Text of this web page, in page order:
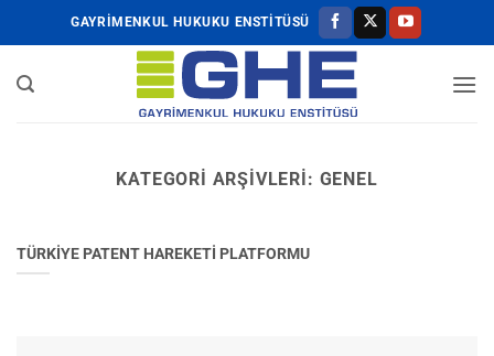
atla
GAYRİMENKUL HUKUKU ENSTİTÜSÜ
KATEGORI ARŞIVLERI: GENEL
TÜRKİYE PATENT HAREKETİ PLATFORMU